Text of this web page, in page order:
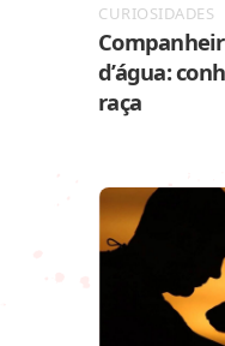
CURIOSIDADES
d’água:
raça